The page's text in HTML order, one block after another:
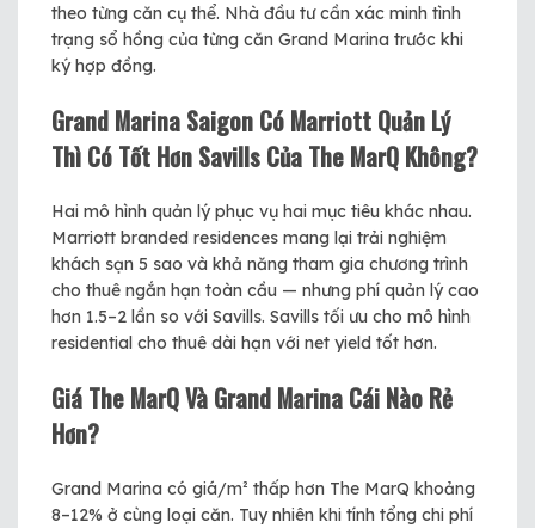
theo từng căn cụ thể. Nhà đầu tư cần xác minh tình
trạng sổ hồng của từng căn Grand Marina trước khi
ký hợp đồng.
Grand Marina Saigon Có Marriott Quản Lý
Thì Có Tốt Hơn Savills Của The MarQ Không?
Hai mô hình quản lý phục vụ hai mục tiêu khác nhau.
Marriott branded residences mang lại trải nghiệm
khách sạn 5 sao và khả năng tham gia chương trình
cho thuê ngắn hạn toàn cầu — nhưng phí quản lý cao
hơn 1.5–2 lần so với Savills. Savills tối ưu cho mô hình
residential cho thuê dài hạn với net yield tốt hơn.
Giá The MarQ Và Grand Marina Cái Nào Rẻ
Hơn?
Grand Marina có giá/m² thấp hơn The MarQ khoảng
8–12% ở cùng loại căn. Tuy nhiên khi tính tổng chi phí